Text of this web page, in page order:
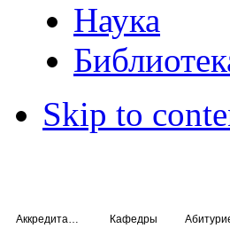
Наука
Skip to
Кафедры